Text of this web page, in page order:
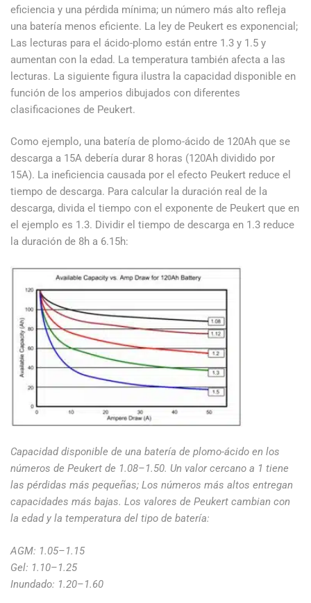
eficiencia y una pérdida mínima; un número más alto refleja
una batería menos eficiente. La ley de Peukert es exponencial;
Las lecturas para el ácido-plomo están entre 1.3 y 1.5 y
aumentan con la edad. La temperatura también afecta a las
lecturas. La siguiente figura ilustra la capacidad disponible en
función de los amperios dibujados con diferentes
clasificaciones de Peukert.
Como ejemplo, una batería de plomo-ácido de 120Ah que se
descarga a 15A debería durar 8 horas (120Ah dividido por
15A). La ineficiencia causada por el efecto Peukert reduce el
tiempo de descarga. Para calcular la duración real de la
descarga, divida el tiempo con el exponente de Peukert que en
el ejemplo es 1.3. Dividir el tiempo de descarga en 1.3 reduce
la duración de 8h a 6.15h:
Capacidad disponible de una batería de plomo-ácido en los
números de Peukert de 1.08–1.50. Un valor cercano a 1 tiene
las pérdidas más pequeñas; Los números más altos entregan
capacidades más bajas. Los valores de Peukert cambian con
la edad y la temperatura del tipo de batería:
AGM: 1.05–1.15
Gel: 1.10–1.25
Inundado: 1.20–1.60